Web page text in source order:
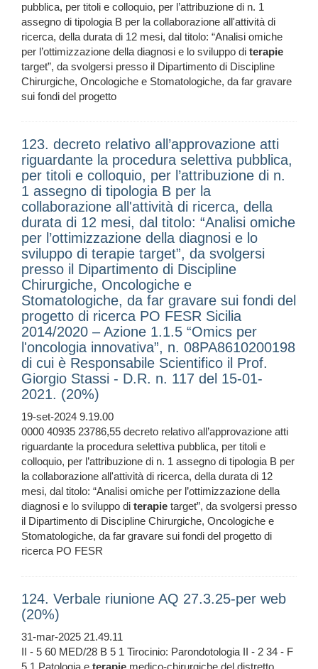
pubblica, per titoli e colloquio, per l’attribuzione di n. 1
assegno di tipologia B per la collaborazione all'attività di
ricerca, della durata di 12 mesi, dal titolo: “Analisi omiche
per l’ottimizzazione della diagnosi e lo sviluppo di terapie
target”, da svolgersi presso il Dipartimento di Discipline
Chirurgiche, Oncologiche e Stomatologiche, da far gravare
sui fondi del progetto
123. decreto relativo all’approvazione atti
riguardante la procedura selettiva pubblica,
per titoli e colloquio, per l’attribuzione di n.
1 assegno di tipologia B per la
collaborazione all'attività di ricerca, della
durata di 12 mesi, dal titolo: “Analisi omiche
per l’ottimizzazione della diagnosi e lo
sviluppo di terapie target”, da svolgersi
presso il Dipartimento di Discipline
Chirurgiche, Oncologiche e
Stomatologiche, da far gravare sui fondi del
progetto di ricerca PO FESR Sicilia
2014/2020 – Azione 1.1.5 “Omics per
l'oncologia innovativa”, n. 08PA8610200198
di cui è Responsabile Scientifico il Prof.
Giorgio Stassi - D.R. n. 117 del 15-01-
2021. (20%)
19-set-2024 9.19.00
0000 40935 23786,55 decreto relativo all’approvazione atti
riguardante la procedura selettiva pubblica, per titoli e
colloquio, per l’attribuzione di n. 1 assegno di tipologia B per
la collaborazione all'attività di ricerca, della durata di 12
mesi, dal titolo: “Analisi omiche per l’ottimizzazione della
diagnosi e lo sviluppo di terapie target”, da svolgersi presso
il Dipartimento di Discipline Chirurgiche, Oncologiche e
Stomatologiche, da far gravare sui fondi del progetto di
ricerca PO FESR
124. Verbale riunione AQ 27.3.25-per web
(20%)
31-mar-2025 21.49.11
II - 5 60 MED/28 B 5 1 Tirocinio: Parondotologia II - 2 34 - F